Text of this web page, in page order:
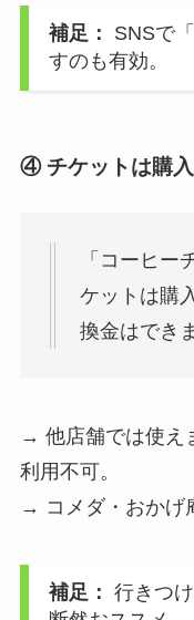
補足：
SNSで
すのも有効。
④ チケットは購
「コーヒー
ケットは購
換金はでき
→ 他店舗では使え
利用不可。
→ コメダ・おかげ
補足： 行きつ